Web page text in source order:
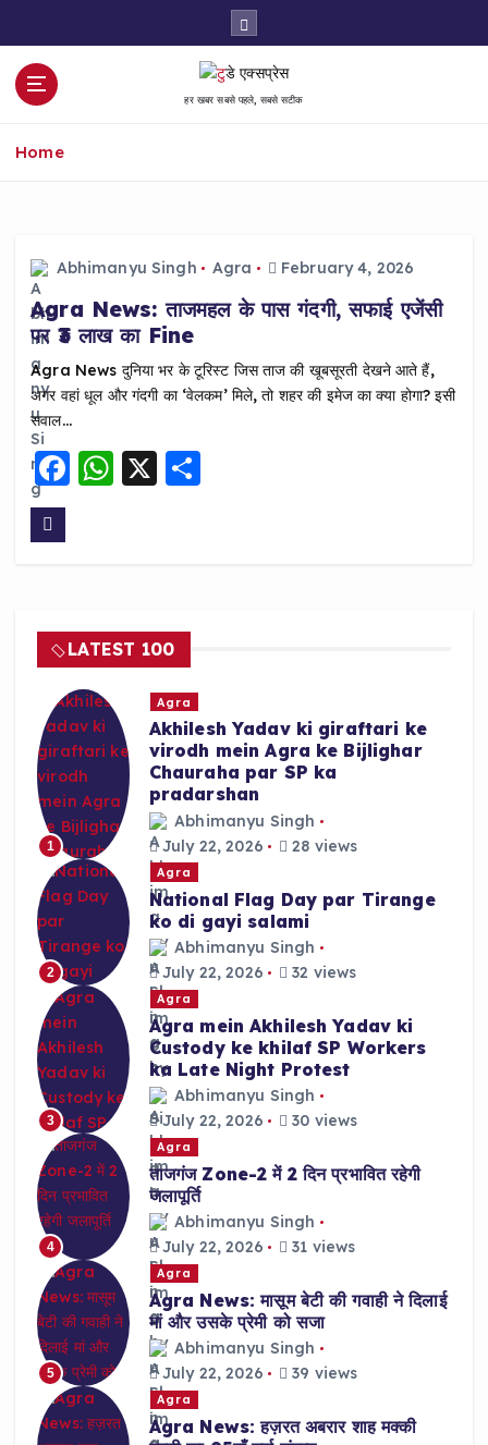
हर खबर सबसे पहले, सबसे सटीक
Home
Abhimanyu Singh Agra February 4, 2026
Agra News: ताजमहल के पास गंदगी, सफाई एजेंसी
पर ₹3 लाख का Fine
Agra News दुनिया भर के टूरिस्ट जिस ताज की खूबसूरती देखने आते हैं,
अगर वहां धूल और गंदगी का ‘वेलकम’ मिले, तो शहर की इमेज का क्या होगा? इसी
सवाल…
F
o
o
k
W
p
p
X
LATEST 100
1
Agra
Akhilesh Yadav ki giraftari ke
virodh mein Agra ke Bijlighar
Chauraha par SP ka
pradarshan
Abhimanyu Singh
July 22, 2026
28 views
2
Agra
National Flag Day par Tirange
ko di gayi salami
Abhimanyu Singh
July 22, 2026
32 views
3
Agra
Agra mein Akhilesh Yadav ki
Custody ke khilaf SP Workers
ka Late Night Protest
Abhimanyu Singh
July 22, 2026
30 views
4
Agra
ताजगंज Zone-2 में 2 दिन प्रभावित रहेगी
जलापूर्ति
Abhimanyu Singh
July 22, 2026
31 views
5
Agra
Agra News: मासूम बेटी की गवाही ने दिलाई
मां और उसके प्रेमी को सजा
Abhimanyu Singh
July 22, 2026
39 views
Agra
Agra News: हज़रत अबरार शाह मक्की